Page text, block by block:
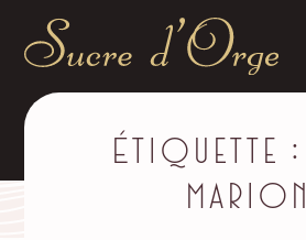
d'Orge
Étiquette :
Marion